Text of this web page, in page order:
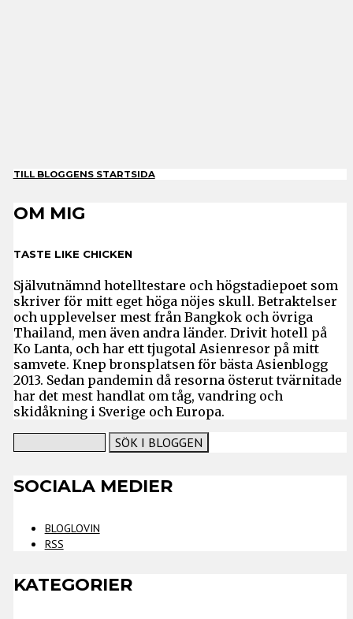
TILL BLOGGENS STARTSIDA
OM MIG
TASTE LIKE CHICKEN
Självutnämnd hotelltestare och högstadiepoet som
skriver för mitt eget höga nöjes skull. Betraktelser
och upplevelser mest från Bangkok och övriga
Thailand, men även andra länder. Drivit hotell på
Ko Lanta, och har ett tjugotal Asienresor på mitt
samvete. Knep bronsplatsen för bästa Asienblogg
2013. Sedan pandemin då resorna österut tvärnitade
har det mest handlat om tåg, vandring och
skidåkning i Sverige och Europa.
SOCIALA MEDIER
BLOGLOVIN
RSS
KATEGORIER